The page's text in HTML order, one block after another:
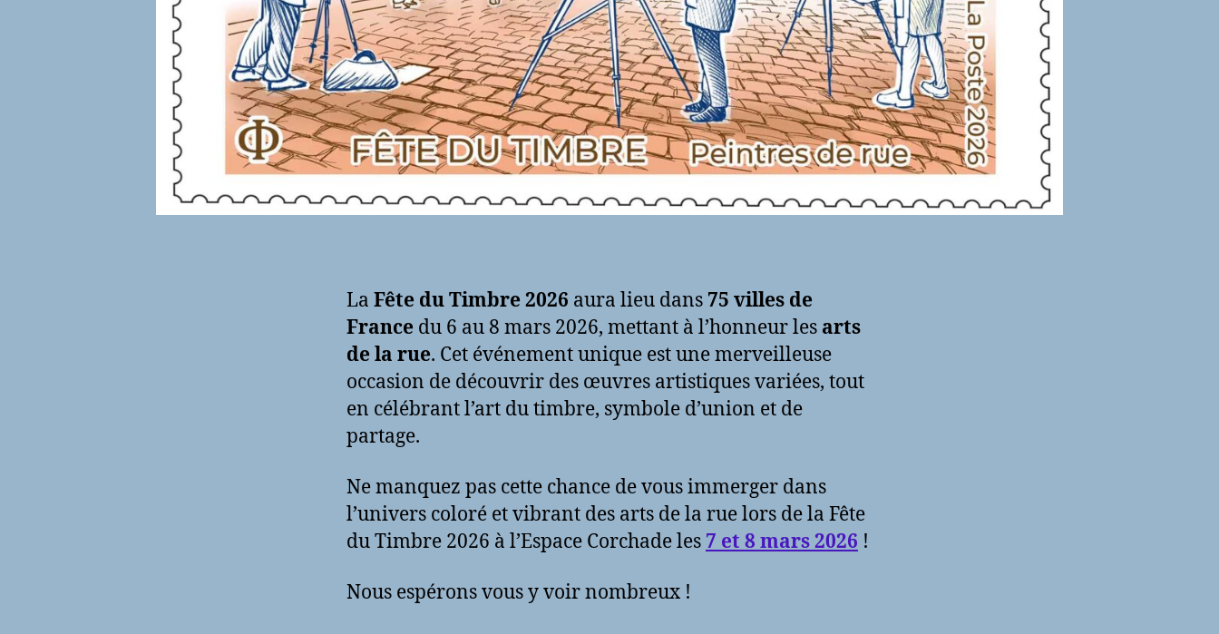
La Fête du Timbre 2026 aura lieu dans 75 villes de
France du 6 au 8 mars 2026, mettant à l’honneur les arts
de la rue. Cet événement unique est une merveilleuse
occasion de découvrir des œuvres artistiques variées, tout
en célébrant l’art du timbre, symbole d’union et de
partage.
Ne manquez pas cette chance de vous immerger dans
l’univers coloré et vibrant des arts de la rue lors de la Fête
du Timbre 2026 à l’Espace Corchade les 7 et 8 mars 2026 !
Nous espérons vous y voir nombreux !